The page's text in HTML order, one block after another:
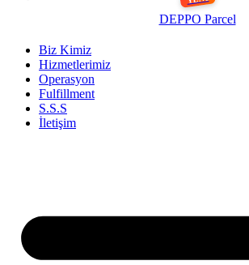
DEPPO Parcel
Biz Kimiz
Hizmetlerimiz
Operasyon
Fulfillment
S.S.S
İletişim